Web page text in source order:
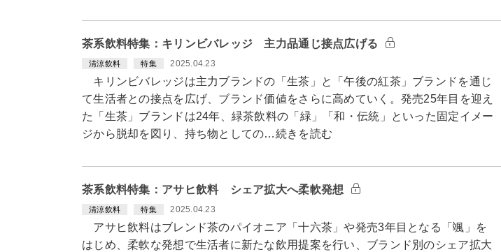
茶系飲料特集：キリンビバレッジ 主力品通じ接点広げる
清涼飲料 特集 2025.04.23
キリンビバレッジは主力ブランドの「生茶」と「午後の紅茶」ブランドを通じ
て生活者との接点を広げ、ブランド価値をさらに高めていく。発売25年目を迎え
た「生茶」ブランドは24年、緑茶飲料の「緑」「和・伝統」といった固定イメー
ジから脱却を図り、持ち物としての…続きを読む
茶系飲料特集：アサヒ飲料 シェア拡大へ柔軟発想
清涼飲料 特集 2025.04.23
アサヒ飲料はブレンド茶のパイオニア「十六茶」や発売3年目となる「颯」を
はじめ、柔軟な発想で生活者に新たな飲用提案を行い、ブランド別のシェア拡大